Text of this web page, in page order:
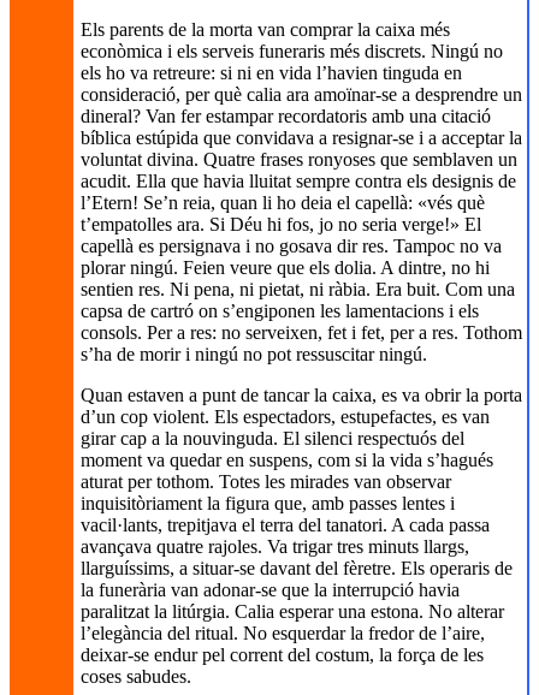
Els parents de la morta van comprar la caixa més
econòmica i els serveis funeraris més discrets. Ningú no
els ho va retreure: si ni en vida l’havien tinguda en
consideració, per què calia ara amoïnar-se a desprendre un
dineral? Van fer estampar recordatoris amb una citació
bíblica estúpida que convidava a resignar-se i a acceptar la
voluntat divina. Quatre frases ronyoses que semblaven un
acudit. Ella que havia lluitat sempre contra els designis de
l’Etern! Se’n reia, quan li ho deia el capellà: «vés què
t’empatolles ara. Si Déu hi fos, jo no seria verge!» El
capellà es persignava i no gosava dir res. Tampoc no va
plorar ningú. Feien veure que els dolia. A dintre, no hi
sentien res. Ni pena, ni pietat, ni ràbia. Era buit. Com una
capsa de cartró on s’engiponen les lamentacions i els
consols. Per a res: no serveixen, fet i fet, per a res. Tothom
s’ha de morir i ningú no pot ressuscitar ningú.
Quan estaven a punt de tancar la caixa, es va obrir la porta
d’un cop violent. Els espectadors, estupefactes, es van
girar cap a la nouvinguda. El silenci respectuós del
moment va quedar en suspens, com si la vida s’hagués
aturat per tothom. Totes les mirades van observar
inquisitòriament la figura que, amb passes lentes i
vacil·lants, trepitjava el terra del tanatori. A cada passa
avançava quatre rajoles. Va trigar tres minuts llargs,
llarguíssims, a situar-se davant del fèretre. Els operaris de
la funerària van adonar-se que la interrupció havia
paralitzat la litúrgia. Calia esperar una estona. No alterar
l’elegància del ritual. No esquerdar la fredor de l’aire,
deixar-se endur pel corrent del costum, la força de les
coses sabudes.